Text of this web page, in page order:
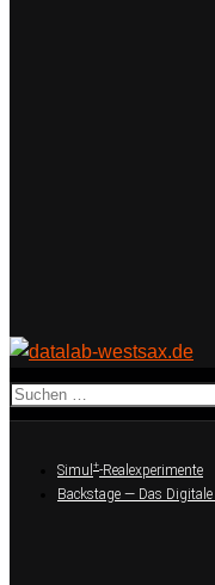
Suchen
nach:
Simul +-Realexperimente
Backstage — Das